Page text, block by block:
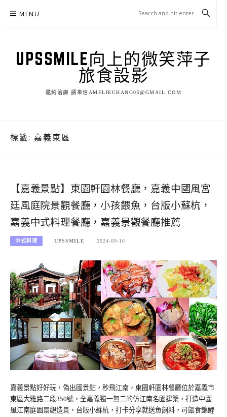
MENU
UPSSMILE向上的微笑萍子
旅食設影
邀約洽詢 請來信AMELIECHANG05@GMAIL.COM
標籤: 嘉義東區
【嘉義景點】東園軒園林餐廳，嘉義中國風宮
廷風庭院景觀餐廳，小孩餵魚，台版小蘇杭，
嘉義中式料理餐廳，嘉義景觀餐廳推薦
中式料理 UPSSMILE 2024-09-16
嘉義景點好好玩，偽出國景點，秒飛江南，東園軒園林餐廳位於嘉義市
東區大雅路二段350號，全嘉義獨一無二的仿江南名園建築，打造中國
風江南庭園景觀造景，台版小蘇杭，打卡分享就送魚飼料，可餵食錦鯉